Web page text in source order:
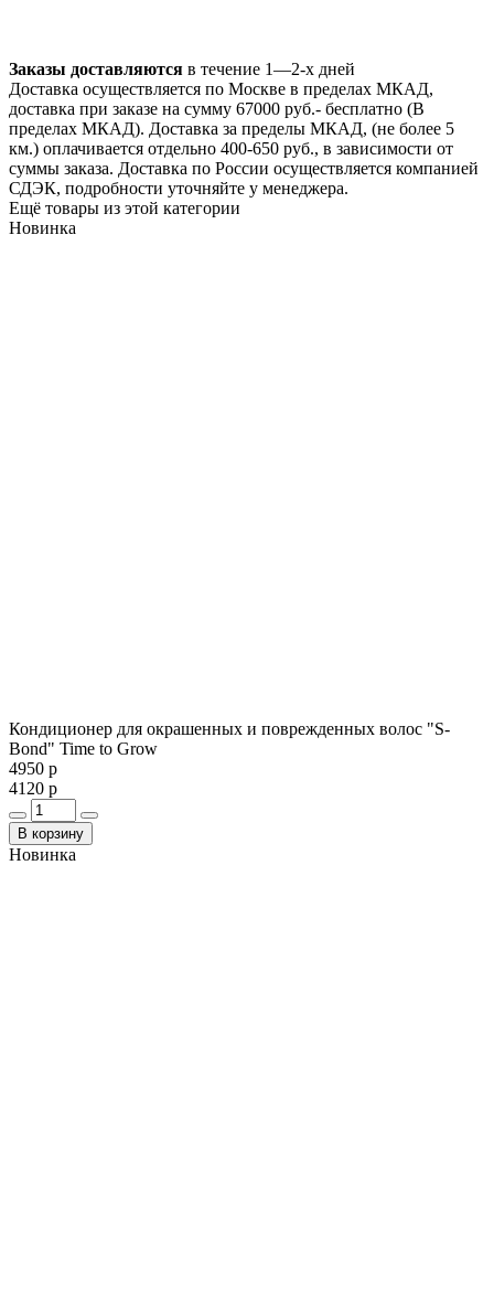
Заказы доставляются в течение 1—2-х дней
Доставка осуществляется по Москве в пределах МКАД,
доставка при заказе на сумму 67000 руб.- бесплатно (В
пределах МКАД). Доставка за пределы МКАД, (не более 5
км.) оплачивается отдельно 400-650 руб., в зависимости от
суммы заказа. Доставка по России осуществляется компанией
СДЭК, подробности уточняйте у менеджера.
Ещё товары из этой категории
Новинка
Кондиционер для окрашенных и поврежденных волос "S-
Bond" Time to Grow
4950 р
4120 р
В корзину
Новинка